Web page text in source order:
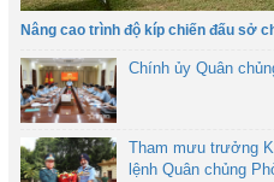
Nâng cao trình độ kíp chiến đấu sở
Chính ủy Quân
Tham mưu trưởng
lệnh Quân chủng